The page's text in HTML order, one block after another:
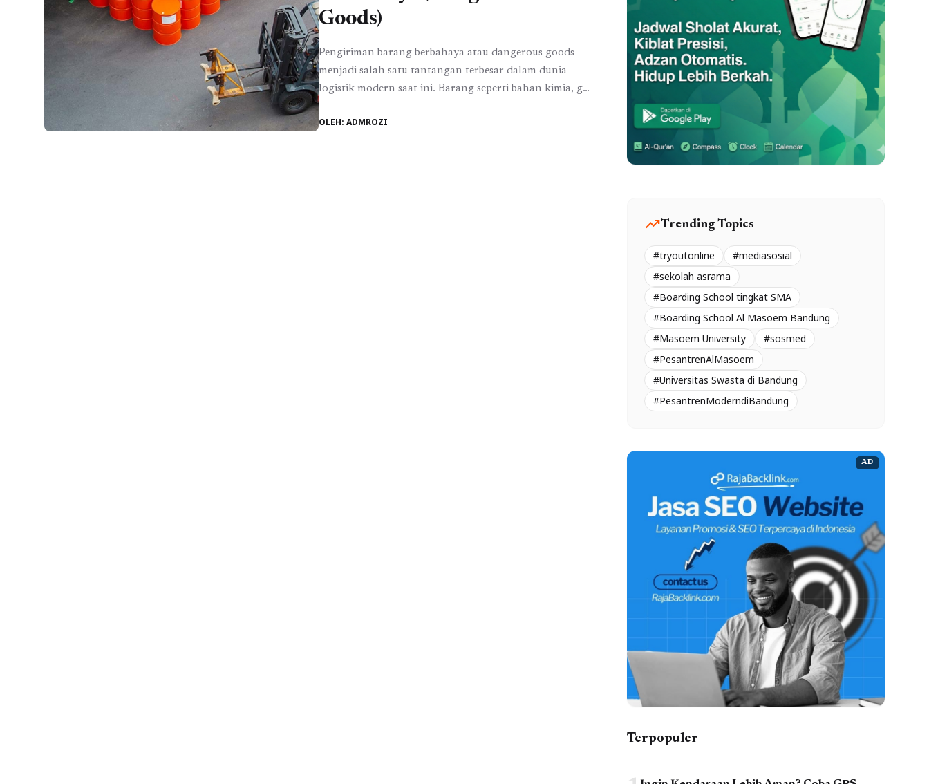
Goods)
Pengiriman barang berbahaya atau dangerous goods
menjadi salah satu tantangan terbesar dalam dunia
logistik modern saat ini. Barang seperti bahan kimia, gas
membutuhkan penanganan khusus agar tidak
OLEH: ADMROZI
trending_upTrending Topics
#tryoutonline
#mediasosial
#sekolah asrama
#Boarding School tingkat SMA
#Boarding School Al Masoem Bandung
#Masoem University
#sosmed
#PesantrenAlMasoem
#Universitas Swasta di Bandung
#PesantrenModerndiBandung
AD
Terpopuler